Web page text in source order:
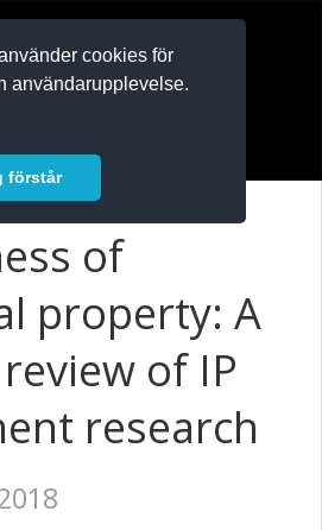
cookies för
användarupplevelse.
förstår
of
property: A
of IP
research